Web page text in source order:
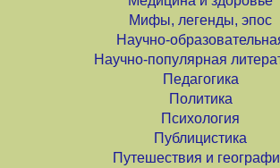
Мифы, легенды, эпос
Научно-
Научно-популярная
Педагогика
Политика
Психология
Публицистика
Путешествия и